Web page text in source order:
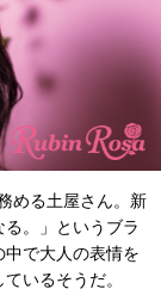
める土屋さん。新
。」というブラ
で大人の表情を
いるそうだ。